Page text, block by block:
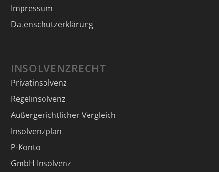
Impressum
Datenschutzerklärung
INSOLVENZRECHT
Privatinsolvenz
Regelinsolvenz
Außergerichtlicher Vergleich
Insolvenzplan
P-Konto
GmbH Insolvenz